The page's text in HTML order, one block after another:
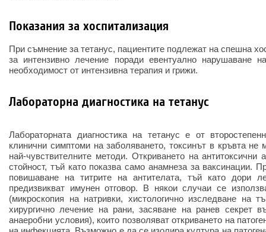
Показания за хоспитализация
При съмнение за тетанус, пациентите подлежат на спешна
за интензивно лечение поради евентуално нарушаване
необходимост от интензивна терапия и грижи.
Лабораторна диагностика на тетанус
Лабораторната диагностика на тетанус е от
клинични симптоми на заболяването, токсинът в кръвта
най-чувствителните методи. Откриването на антитоксични
стойност, тъй като показва само анамнеза за ваксинации.
повишаване на титрите на антителата, тъй като дори
предизвикват имунен отговор. В някои случаи се
(микроскопия на натривки, хистологично изследване на
хирургично лечение на рани, засяване на ранев секрет
анаеробни условия), които позволяват откриването на